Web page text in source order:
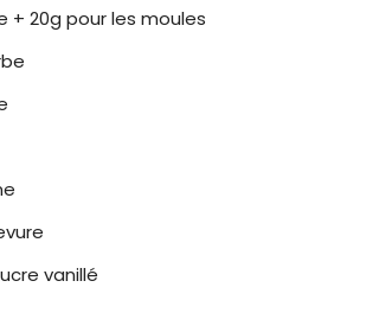
+ 20g pour les moules
vanillé